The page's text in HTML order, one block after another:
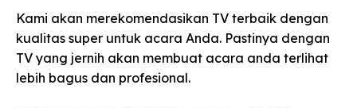
Kami akan merekomendasikan TV terbaik dengan
kualitas super untuk acara Anda. Pastinya dengan
TV yang jernih akan membuat acara anda terlihat
lebih bagus dan profesional.